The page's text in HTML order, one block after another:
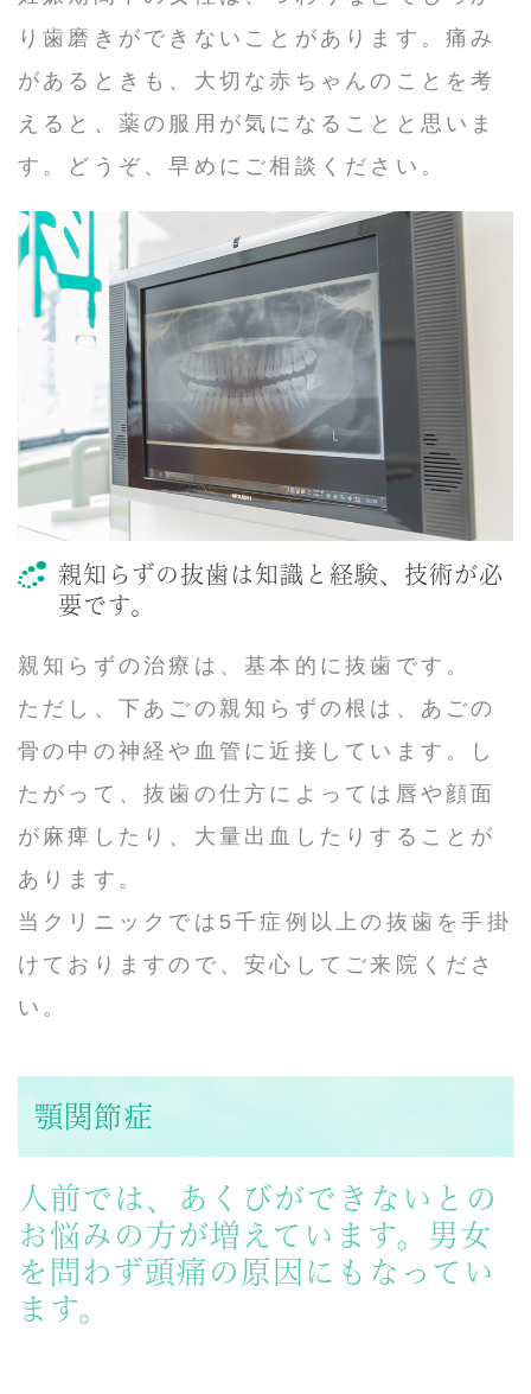
り歯磨きができないことがあります。痛み
があるときも、大切な赤ちゃんのことを考
えると、薬の服用が気になることと思いま
す。どうぞ、早めにご相談ください。
親知らずの抜歯は知識と経験、技術が必
要です。
親知らずの治療は、基本的に抜歯です。
ただし、下あごの親知らずの根は、あごの
骨の中の神経や血管に近接しています。し
たがって、抜歯の仕方によっては唇や顔面
が麻痺したり、大量出血したりすることが
あります。
当クリニックでは5千症例以上の抜歯を手掛
けておりますので、安心してご来院くださ
い。
顎関節症
人前では、あくびができないとの
お悩みの方が増えています。男女
を問わず頭痛の原因にもなってい
ます。